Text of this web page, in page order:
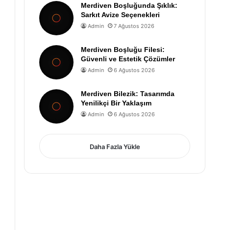
Merdiven Boşluğunda Şıklık:
Sarkıt Avize Seçenekleri
Admin 7 Ağustos 2026
Merdiven Boşluğu Filesi:
Güvenli ve Estetik Çözümler
Admin 6 Ağustos 2026
Merdiven Bilezik: Tasarımda
Yenilikçi Bir Yaklaşım
Admin 6 Ağustos 2026
Daha Fazla Yükle